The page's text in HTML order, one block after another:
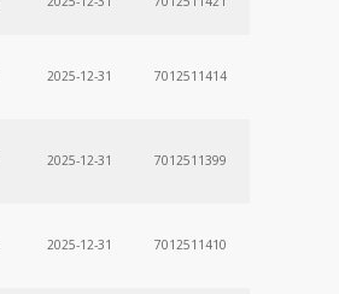
2025-12-31 7012511414
2025-12-31 7012511399
2025-12-31 7012511410